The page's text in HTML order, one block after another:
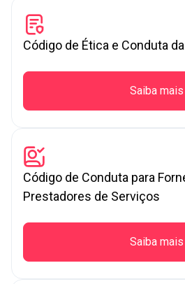
Código de Ética e Conduta
Saiba mais
Código de Conduta para
Prestadores de Serviços
Saiba mais